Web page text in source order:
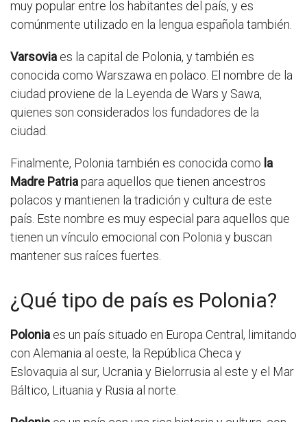
muy popular entre los habitantes del país, y es
comúnmente utilizado en la lengua española también.
Varsovia es la capital de Polonia, y también es
conocida como Warszawa en polaco. El nombre de la
ciudad proviene de la Leyenda de Wars y Sawa,
quienes son considerados los fundadores de la
ciudad.
Finalmente, Polonia también es conocida como la
Madre Patriapara aquellos que tienen ancestros
polacos y mantienen la tradición y cultura de este
país. Este nombre es muy especial para aquellos que
tienen un vínculo emocional con Polonia y buscan
mantener sus raíces fuertes.
¿Qué tipo de país es Polonia?
Polonia es un país situado en Europa Central, limitando
con Alemania al oeste, la República Checa y
Eslovaquia al sur, Ucrania y Bielorrusia al este y el Mar
Báltico, Lituania y Rusia al norte.